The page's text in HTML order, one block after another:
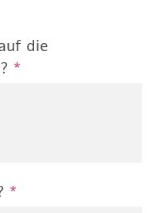
die
*
*